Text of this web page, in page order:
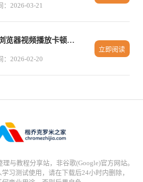
：2026-03-21
谷歌浏览器视频播放卡顿是网络问题吗
：2026-02-20
立即阅读
与教程分享站，非谷歌(Google)官方网站。
习测试使用，请在下载后24小时内删除，